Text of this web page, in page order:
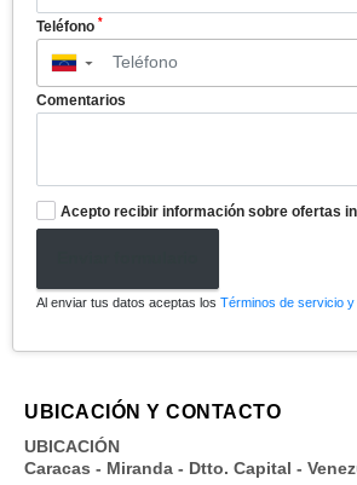
Teléfono *
▼
Comentarios
Acepto recibir información sobre ofertas
Al enviar tus datos aceptas los Términos de servicio
UBICACIÓN Y CONTACTO
UBICACIÓN
Caracas - Miranda - Dtto. Capital -